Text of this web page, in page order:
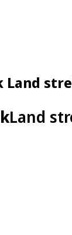
Land
Land